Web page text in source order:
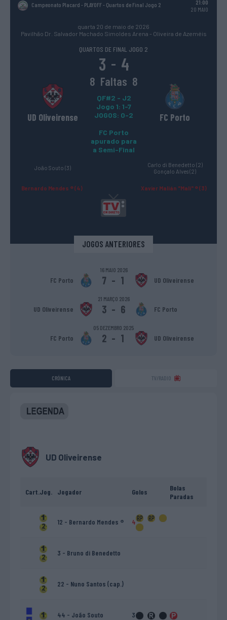
Campeonato Placard - PLAYOFF- Quartos de Final Jogo 2
21:00
20 MAIO
quarta 20 de maio de 2026
Pavilhão Dr. Salvador Machado Simoldes Arena - Oliveira de Azeméis
QUARTOS DE FINAL JOGO 2
UD Oliveirense
3 - 4
8 Faltas 8
QF#2 - J2
Jogo 1: 1-7
JOGOS: 0-2
FC Porto
apurado para
a Semi-Final
FC Porto
João Souto (3)
Carlo di Benedetto (2)
Gonçalo Alves (2)
Bernardo Mendes ® (4) Xavier Malián "Mali" ® (3)
JOGOS ANTERIORES
16 MAIO 2026
FC Porto 7 - 1 UD Oliveirense
21 MARÇO 2026
UD Oliveirense 3 - 6 FC Porto
05 DEZEMBRO 2025
FC Porto 2 - 1 UD Oliveirense
CRÓNICA TV/RADIO
UD Oliveirense
Cart.Jog. Jogador Golos
Bolas
Paradas
12 - Bernardo Mendes ® 4
3 - Bruno di Benedetto
22 - Nuno Santos (cap.)
44 - João Souto 3